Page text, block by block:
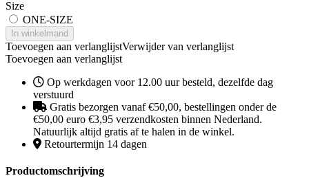
Size
ONE-SIZE
In winkelmand
Toevoegen aan verlanglijstVerwijder van verlanglijst
Toevoegen aan verlanglijst
Op werkdagen voor 12.00 uur besteld, dezelfde dag
verstuurd
Gratis bezorgen vanaf €50,00, bestellingen onder de
€50,00 euro €3,95 verzendkosten binnen Nederland.
Natuurlijk altijd gratis af te halen in de winkel.
Retourtermijn 14 dagen
Productomschrijving